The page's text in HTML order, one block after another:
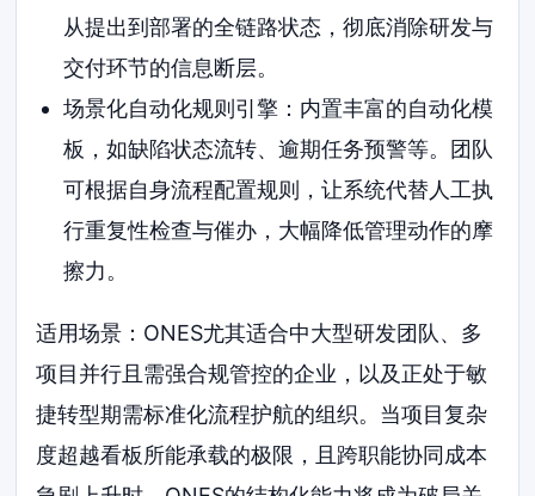
从提出到部署的全链路状态，彻底消除研发与
交付环节的信息断层。
场景化自动化规则引擎：内置丰富的自动化模
板，如缺陷状态流转、逾期任务预警等。团队
可根据自身流程配置规则，让系统代替人工执
行重复性检查与催办，大幅降低管理动作的摩
擦力。
适用场景：ONES尤其适合中大型研发团队、多
项目并行且需强合规管控的企业，以及正处于敏
捷转型期需标准化流程护航的组织。当项目复杂
度超越看板所能承载的极限，且跨职能协同成本